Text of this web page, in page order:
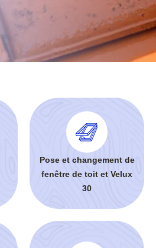
Pose et changement de
fenêtre de toit et Velux
30